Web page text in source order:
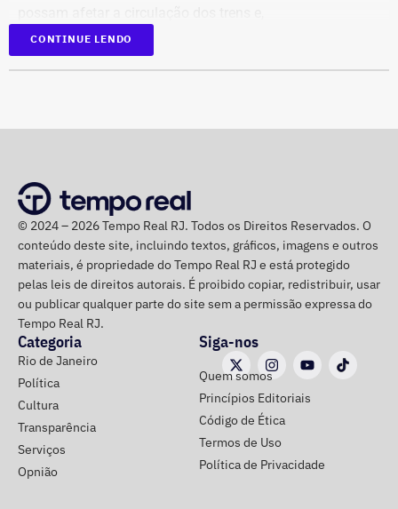
consequentemente, a mobilidade dos passageiros.
pelo forte vento estão a queda de galhos e árvores
localizadas nas calçadas, mas que podem atingir a rede e
demais estruturas ferroviárias.
Caso seja necessário, a concessionária pode estender o
horário de funcionamento dos trens, de forma a contribuir
para que os passageiros possam retornar para suas
casas com segurança. Além disso, a orientação é que os
passageiros acompanhem os canais oficiais da TrensRJ
e, em caso de alterações na circulação, sigam as
orientações das equipes que atuam nas estações e nos
trens
CONTINUE LENDO
© 2024 – 2026 Tempo Real RJ. Todos os Direitos Reservados. O
conteúdo deste site, incluindo textos, gráficos, imagens e outros
materiais, é propriedade do Tempo Real RJ e está protegido
pelas leis de direitos autorais. É proibido copiar, redistribuir, usar
ou publicar qualquer parte do site sem a permissão expressa do
Tempo Real RJ.
Categoria
Rio de Janeiro
Política
Cultura
Transparência
Serviços
Opnião
Siga-nos
Quem somos
Princípios Editoriais
Código de Ética
Termos de Uso
Política de Privacidade